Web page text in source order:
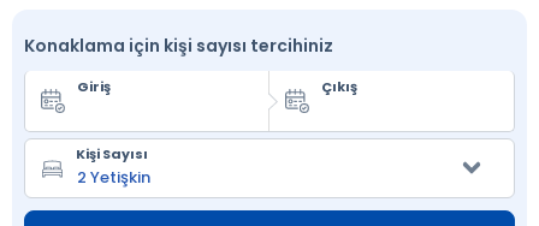
Konaklama için kişi sayısı tercihiniz
Giriş Çıkış
Kişi Sayısı